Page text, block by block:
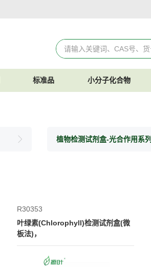
标准品 小分子化合物
植物检测试剂盒-光合作用系列
R30353
叶绿素(Chlorophyll)检测试剂盒(微
板法)，